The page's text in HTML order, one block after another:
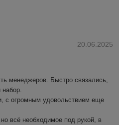
20.06.2025
менеджеров. Быстро связались,
с огромным удовольствием еще
всё необходимое под рукой, в